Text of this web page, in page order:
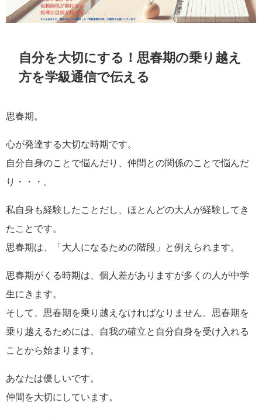
自分を大切にする！思春期の乗り越え
方を学級通信で伝える
思春期。
心が発達する大切な時期です。
自分自身のことで悩んだり、仲間との関係のことで悩んだ
り・・・。
私自身も経験したことだし、ほとんどの大人が経験してき
たことです。
思春期は、「大人になるための階段」と例えられます。
思春期がくる時期は、個人差がありますが多くの人が中学
生にきます。
そして、思春期を乗り越えなければなりません。思春期を
乗り越えるためには、自我の確立と自分自身を受け入れる
ことから始まります。
あなたは優しいです。
仲間を大切にしています。